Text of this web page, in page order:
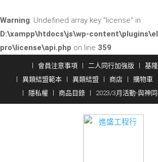
Warning: Undefined array key "license" in
D:\xampp\htdocs\js\wp-
pro\license\api.php on line 359
content
會員注意事項 二人同行加強版
基
異類結盟範本
異類結盟 商店 購物車
隱私權
商品目錄 2023/3月活動-與神